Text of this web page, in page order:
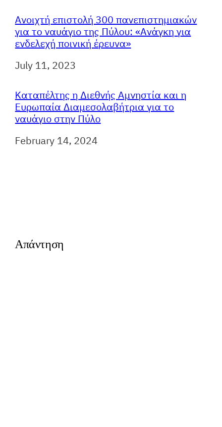
Ανοιχτή επιστολή 300 πανεπιστημιακών
για το ναυάγιο της Πύλου: «Ανάγκη για
ενδελεχή ποινική έρευνα»
Ημερομηνία
July 11, 2023
Καταπέλτης η Διεθνής Αμνηστία και η
Ευρωπαία Διαμεσολαβήτρια για το
ναυάγιο στην Πύλο
Ημερομηνία
February 14, 2024
Απάντηση